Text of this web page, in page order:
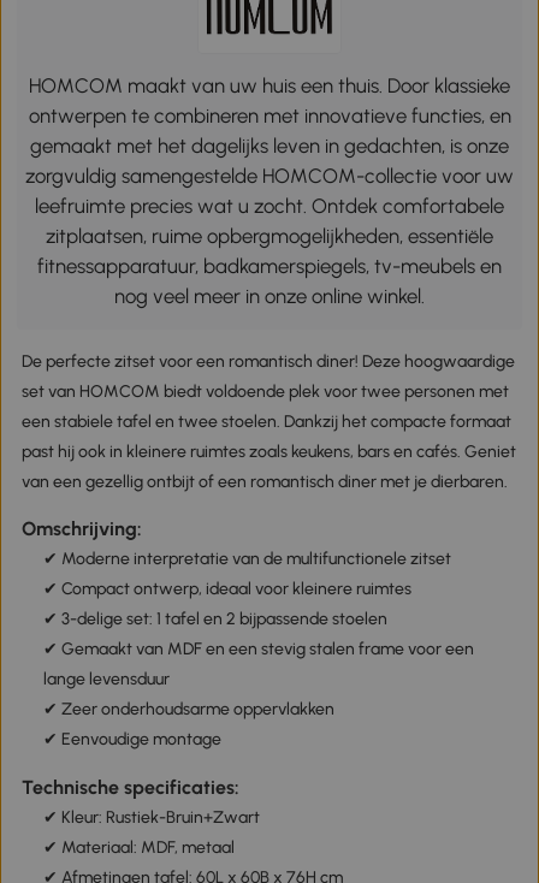
HOMCOM maakt van uw huis een thuis. Door klassieke
ontwerpen te combineren met innovatieve functies, en
gemaakt met het dagelijks leven in gedachten, is onze
zorgvuldig samengestelde HOMCOM-collectie voor uw
leefruimte precies wat u zocht. Ontdek comfortabele
zitplaatsen, ruime opbergmogelijkheden, essentiële
fitnessapparatuur, badkamerspiegels, tv-meubels en
nog veel meer in onze online winkel.
De perfecte zitset voor een romantisch diner! Deze hoogwaardige
set van HOMCOM biedt voldoende plek voor twee personen met
een stabiele tafel en twee stoelen. Dankzij het compacte formaat
past hij ook in kleinere ruimtes zoals keukens, bars en cafés. Geniet
van een gezellig ontbijt of een romantisch diner met je dierbaren.
Omschrijving:
✔ Moderne interpretatie van de multifunctionele zitset
✔ Compact ontwerp, ideaal voor kleinere ruimtes
✔ 3-delige set: 1 tafel en 2 bijpassende stoelen
✔ Gemaakt van MDF en een stevig stalen frame voor een
lange levensduur
✔ Zeer onderhoudsarme oppervlakken
✔ Eenvoudige montage
Technische specificaties:
✔ Kleur: Rustiek-Bruin+Zwart
✔ Materiaal: MDF, metaal
✔ Afmetingen tafel: 60L x 60B x 76H cm